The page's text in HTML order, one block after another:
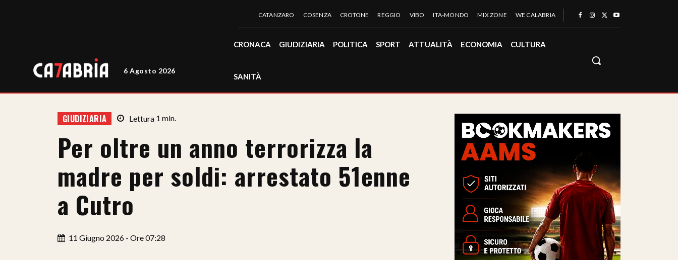
6 Agosto 2026
CATANZARO COSENZA CROTONE REGGIO VIBO ITA-MONDO MIX ZONE WE CALABRIA
CRONACA GIUDIZIARIA POLITICA SPORT ATTUALITÀ ECONOMIA CULTURA
SANITÀ
GIUDIZIARIA Lettura 1 min.
Per oltre un anno terrorizza la
madre per soldi: arrestato 51enne
a Cutro
11 Giugno 2026 - Ore 07:28